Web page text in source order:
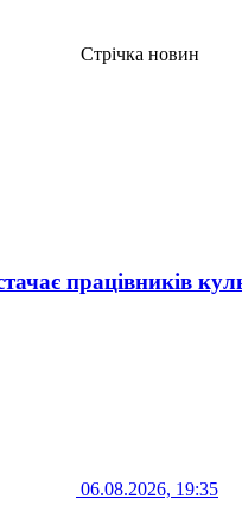
Стрічка новин
працівників
06.08.2026, 19:35